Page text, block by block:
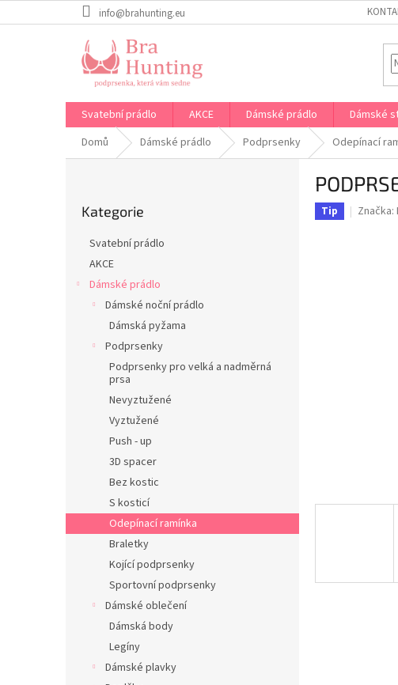
na
info@brahunting.eu
Svatební prádlo AKCE Dámské prádlo Dámské
Domů
Dámské prádlo Podprsenky Odepínací
kategorie
Kategorie
Svatební prádlo
AKCE
Dámské prádlo
Dámské noční prádlo
Dámská pyžama
Podprsenky
Podprsenky pro velká a nadměrná
prsa
Nevyztužené
Vyztužené
Push - up
3D spacer
Bez kostic
S kosticí
Odepínací ramínka
Braletky
Kojící podprsenky
Sportovní podprsenky
Dámské oblečení
Dámská body
Legíny
Dámské plavky
Tip Značka: